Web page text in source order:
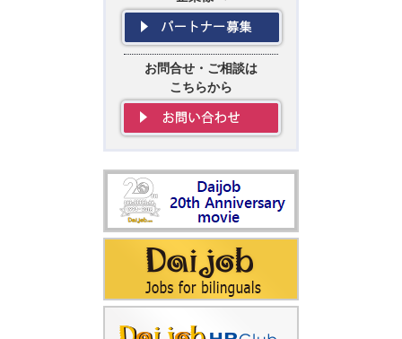
お問合せ・ご相談は
こちらから